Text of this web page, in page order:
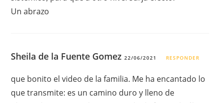
Un abrazo
Sheila de la Fuente Gomez22/06/2021 RESPONDER
que bonito el video de la familia. Me ha encantado lo
que transmite: es un camino duro y lleno de